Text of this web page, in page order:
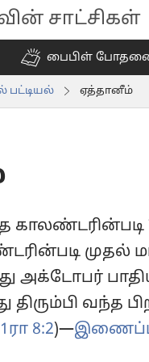
சாட்சிகள்
பைபிள்
பட்டியல் ஏத்தானீம்
முதல்
அக்டோபர்
திரும்பி வந்த
1ரா 8:2)—